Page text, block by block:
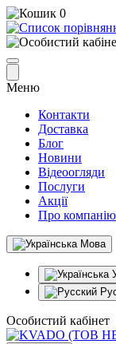
0
Меню
Контакти
Доставка
Блог
Новини
Відеоогляди
Послуги
Акції
Про компанію
Мова
Особистий кабінет